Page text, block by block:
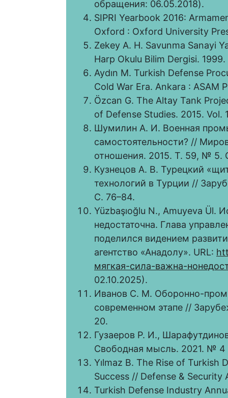
обращения: 06.05.2018).
SIPRI Yearbook 2016:
Oxford : Oxford University
Zekey A. H. Savunma Sanayi
Harp Okulu Bilim Dergisi. 1999.
Aydın M. Turkish Defense
Cold War Era. Ankara : ASAM
Özcan G. The Altay Tank
of Defense Studies. 2015. Vol.
Шумилин А. И. Военная
самостоятельности? //
отношения. 2015. Т. 59, № 5.
Кузнецов А. В. Турецкий
технологий в Турции //
С. 76–84.
Yüzbaşıoğlu N., Amuyeva Ül.
недостаточна. Глава
поделился видением
агентство «Анадолу». URL:
мягкая-сила-важна-
02.10.2025).
Иванов С. М. Оборонно-
современном этапе //
20.
Гузаеров Р. И.,
Свободная мысль. 2021. № 4
Yılmaz B. The Rise of
Success // Defense &
Turkish Defense Industry